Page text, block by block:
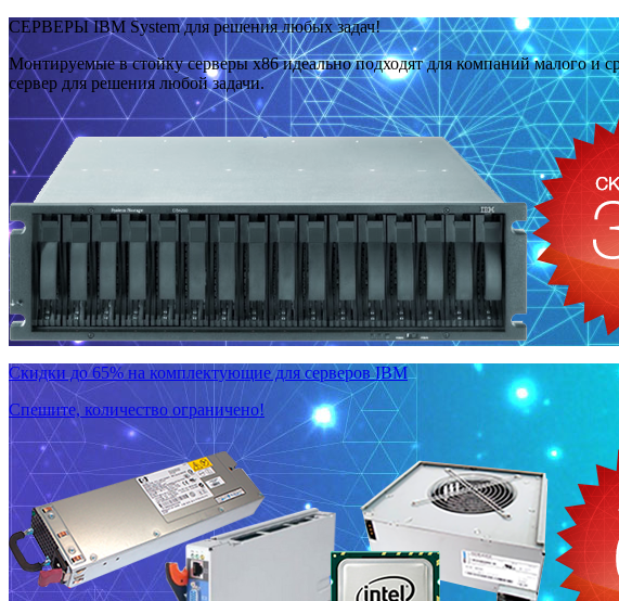
СЕРВЕРЫ IBM System для решения любых задач!
Монтируемые в стойку серверы x86 идеально подходят для компаний малого и
сервер для решения любой задачи.
Скидки до 65% на комплектующие для серверов IBM
Спешите, количество ограничено!